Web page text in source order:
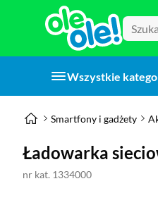
Wszystkie
Smartfony i gadżety
Ładowarka
nr kat. 1334000